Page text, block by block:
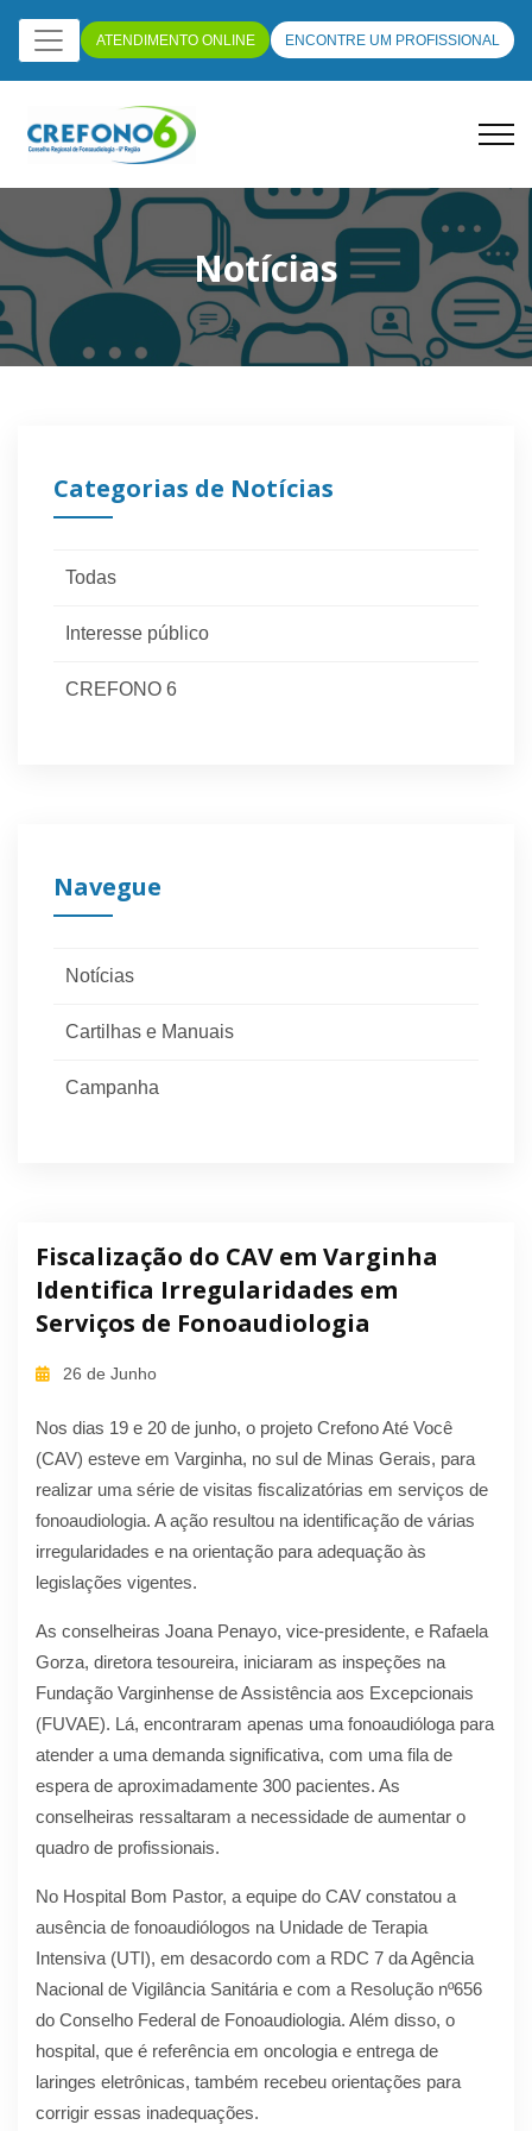
ATENDIMENTO ONLINE ENCONTRE UM PROFISSIONAL
Notícias
Categorias de Notícias
Todas
Interesse público
CREFONO 6
Navegue
Notícias
Cartilhas e Manuais
Campanha
Fiscalização do CAV em Varginha
Identifica Irregularidades em
Serviços de Fonoaudiologia
26 de Junho
Nos dias 19 e 20 de junho, o projeto Crefono Até Você
(CAV) esteve em Varginha, no sul de Minas Gerais, para
realizar uma série de visitas fiscalizatórias em serviços de
fonoaudiologia. A ação resultou na identificação de várias
irregularidades e na orientação para adequação às
legislações vigentes.
As conselheiras Joana Penayo, vice-presidente, e Rafaela
Gorza, diretora tesoureira, iniciaram as inspeções na
Fundação Varginhense de Assistência aos Excepcionais
(FUVAE). Lá, encontraram apenas uma fonoaudióloga para
atender a uma demanda significativa, com uma fila de
espera de aproximadamente 300 pacientes. As
conselheiras ressaltaram a necessidade de aumentar o
quadro de profissionais.
No Hospital Bom Pastor, a equipe do CAV constatou a
ausência de fonoaudiólogos na Unidade de Terapia
Intensiva (UTI), em desacordo com a RDC 7 da Agência
Nacional de Vigilância Sanitária e com a Resolução nº656
do Conselho Federal de Fonoaudiologia. Além disso, o
hospital, que é referência em oncologia e entrega de
laringes eletrônicas, também recebeu orientações para
corrigir essas inadequações.